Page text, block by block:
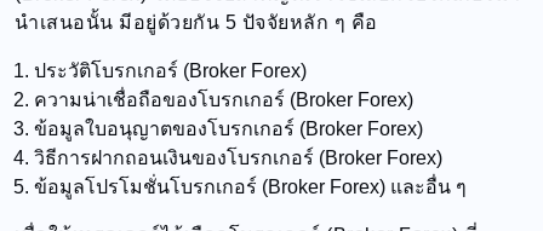
นำเสนอนั้น มีอยู่ด้วยกัน 5 ปัจจัยหลัก ๆ คือ
ประวัติโบรกเกอร์ (Broker Forex)
ความน่าเชื่อถือของโบรกเกอร์ (Broker Forex)
ข้อมูลใบอนุญาตของโบรกเกอร์ (Broker Forex)
วิธีการฝากถอนเงินของโบรกเกอร์ (Broker Forex)
ข้อมูลโปรโมชั่นโบรกเกอร์ (Broker Forex) และอื่น ๆ